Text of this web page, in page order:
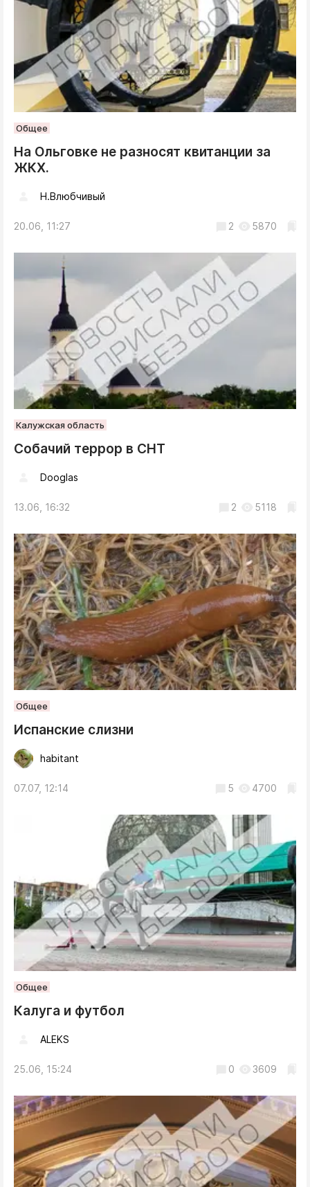
Общее
На Ольговке не разносят квитанции за
ЖКХ.
Н.Влюбчивый
20.06, 11:27 2 5870
Калужская область
Собачий террор в СНТ
Dooglas
13.06, 16:32 2 5118
Общее
Испанские слизни
habitant
07.07, 12:14 5 4700
Общее
Калуга и футбол
ALEKS
25.06, 15:24 0 3609